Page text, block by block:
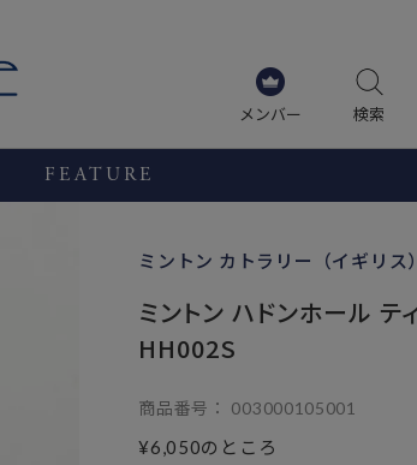
メンバー 検索
FEATURE
ミントン カトラリー（イギリス）
ミントン ハドンホール テ
HH002S
商品番号 003000105001
¥6,050のところ